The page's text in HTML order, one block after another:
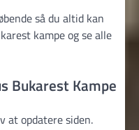
så du altid kan
kampe og se alle
Bukarest Kampe
at opdatere siden.